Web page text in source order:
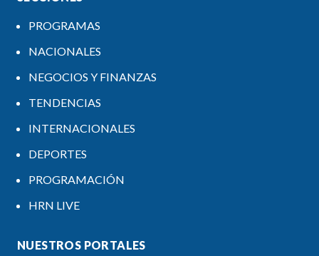
PROGRAMAS
NACIONALES
NEGOCIOS Y FINANZAS
TENDENCIAS
INTERNACIONALES
DEPORTES
PROGRAMACIÓN
HRN LIVE
NUESTROS PORTALES